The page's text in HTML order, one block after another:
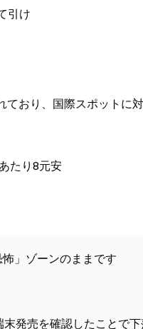
引け
おり、国際スポットに
たり8元安
」ゾーンのままです
発売を確認したことで下